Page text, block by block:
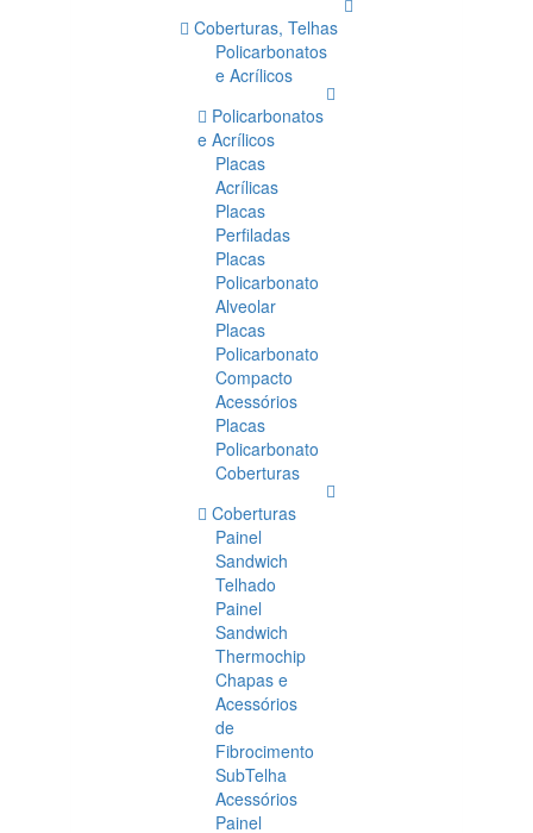
Coberturas, Telhas
Policarbonatos
e Acrílicos
Policarbonatos
e Acrílicos
Placas
Acrílicas
Placas
Perfiladas
Placas
Policarbonato
Alveolar
Placas
Policarbonato
Compacto
Acessórios
Placas
Policarbonato
Coberturas
Coberturas
Painel
Sandwich
Telhado
Painel
Sandwich
Thermochip
Chapas e
Acessórios
de
Fibrocimento
SubTelha
Acessórios
Painel